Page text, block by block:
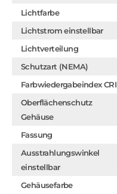
Lichtfarbe
Lichtstrom einstellbar
Lichtverteilung
Schutzart (NEMA)
Farbwiedergabeindex CRI
Oberflächenschutz
Gehäuse
Fassung
Ausstrahlungswinkel
einstellbar
Gehäusefarbe